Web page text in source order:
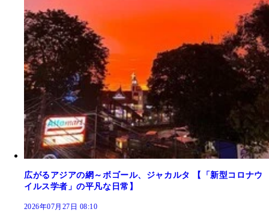
広がるアジアの網～ボゴール、ジャカルタ 【「新型コロナウ
イルス学者」の平凡な日常】
2026年07月27日 08:10